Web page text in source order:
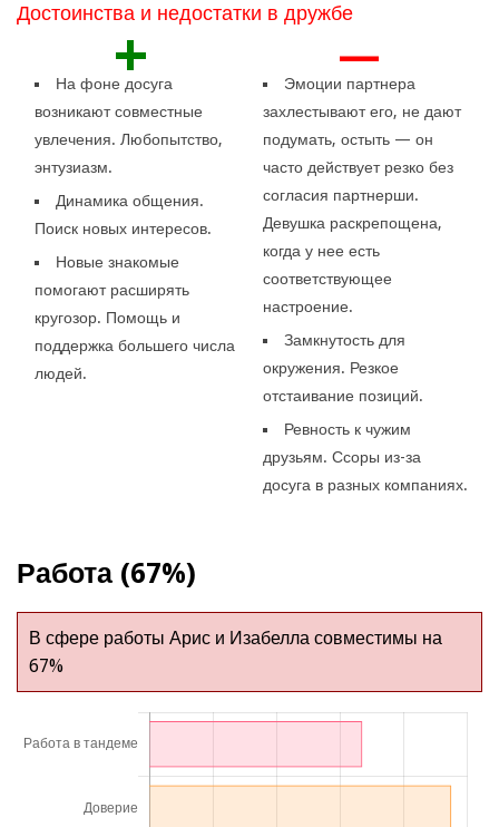
Достоинства и недостатки в дружбе
+
На фоне досуга
возникают совместные
увлечения. Любопытство,
энтузиазм.
Динамика общения.
Поиск новых интересов.
Новые знакомые
помогают расширять
кругозор. Помощь и
поддержка большего числа
людей.
—
Эмоции партнера
захлестывают его, не дают
подумать, остыть — он
часто действует резко без
согласия партнерши.
Девушка раскрепощена,
когда у нее есть
соответствующее
настроение.
Замкнутость для
окружения. Резкое
отстаивание позиций.
Ревность к чужим
друзьям. Ссоры из-за
досуга в разных компаниях.
Работа (67%)
В сфере работы Арис и Изабелла совместимы на
67%